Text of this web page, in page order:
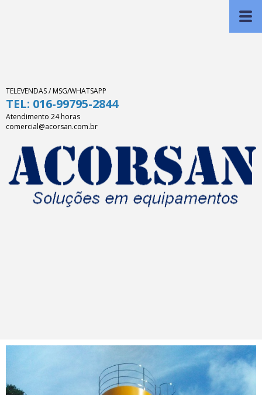
TELEVENDAS / MSG/WHATSAPP
TEL: 016-99795-2844
Atendimento 24 horas
comercial@acorsan.com.br